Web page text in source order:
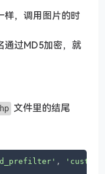
样，调用图片的时
通过MD5加密，就
文件里的结尾
,